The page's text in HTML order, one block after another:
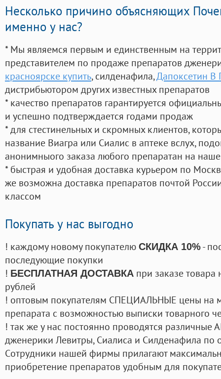
Несколько причино объясняющих
именно у нас?
* Мы являемся первым и единственным на
представителем по продаже препаратов
красноярске купить, силденафила,Дапоксетин В
дистрибьютором других известных препаратов
* качество препаратов гарантируется
и успешно подтверждается годами продаж
* для стестинельных и скромных клиентов,
название Виагра или Сиалис в аптеке вслух,
анонимныого заказа любого препаратан на
* быстрая и удобная доставка курьером по
же возможна доставка препаратов почтой
классом
Покупать у нас выгодно
! каждому новому покупателю СКИДКА 10%-
последующие покупки
! БЕСПЛАТНАЯ ДОСТАВКА при заказе
рублей
! оптовым покупателям СПЕЦИАЛЬНЫЕ цены на
препарата с возможностью выписки товарного
! так же у нас постоянно проводятся
дженерики Левитры, Сиалиса и Силденафила по
Cотрудники нашей фирмы прилагают
приобретение препаратов удобным для